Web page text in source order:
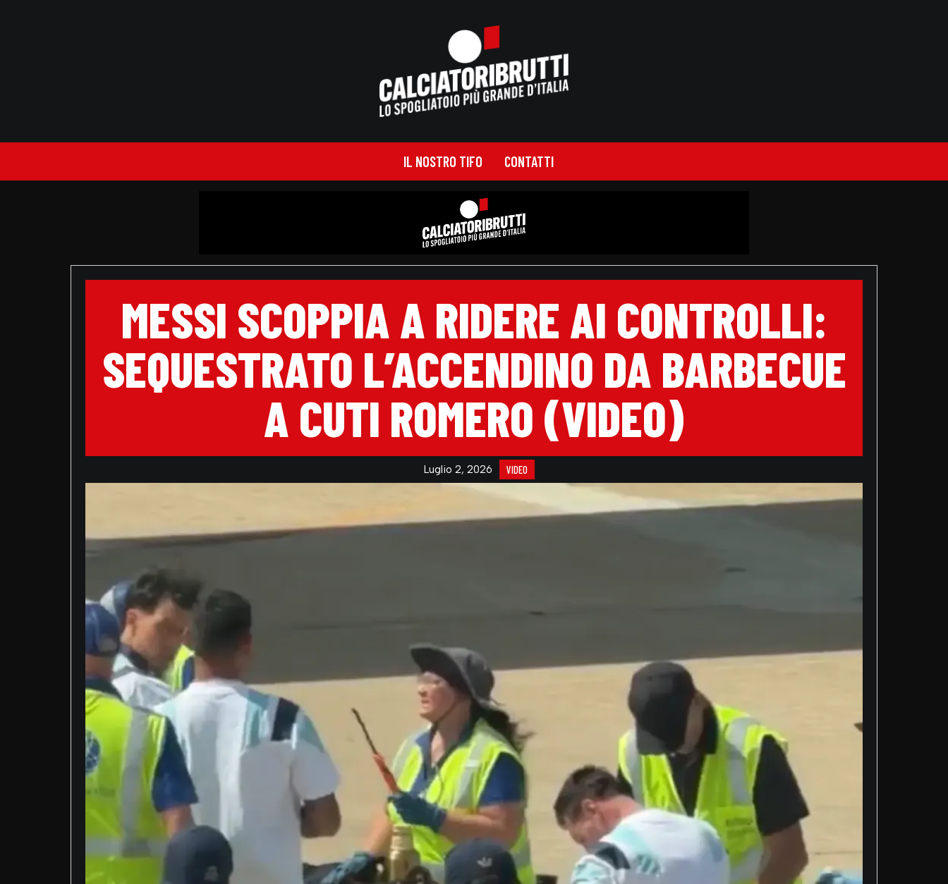
IL NOSTRO TIFO CONTATTI
MESSI SCOPPIA A RIDERE AI CONTROLLI:
SEQUESTRATO L’ACCENDINO DA BARBECUE
A CUTI ROMERO (VIDEO)
Luglio 2, 2026 VIDEO